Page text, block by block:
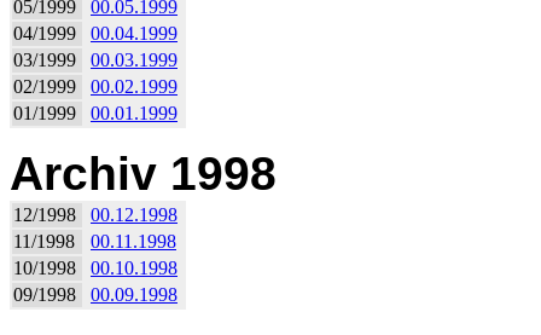
05/1999
00.05.1999
04/1999
00.04.1999
03/1999
00.03.1999
02/1999
00.02.1999
01/1999
00.01.1999
Archiv 1998
12/1998
00.12.1998
11/1998
00.11.1998
10/1998
00.10.1998
09/1998
00.09.1998